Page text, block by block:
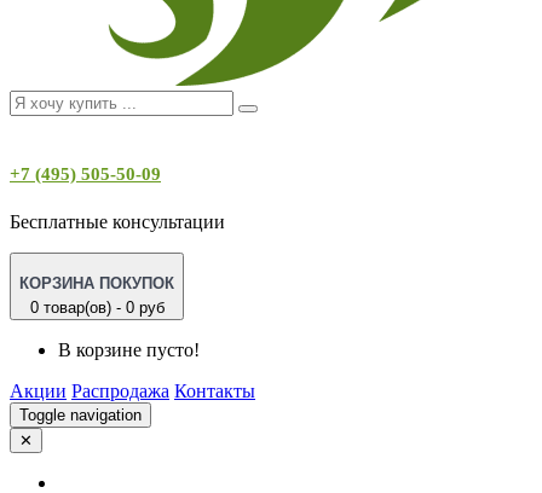
+7 (495) 505-50-09
Бесплатные консультации
КОРЗИНА ПОКУПОК
0 товар(ов) - 0 руб
В корзине пусто!
Акции Распродажа Контакты
Toggle navigation
✕